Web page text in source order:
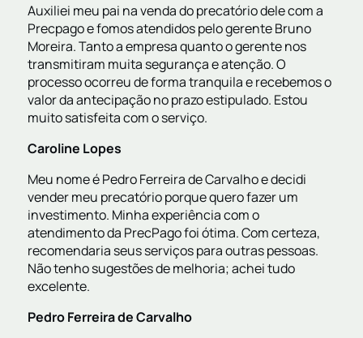
Auxiliei meu pai na venda do precatório dele com a
Precpago e fomos atendidos pelo gerente Bruno
Moreira. Tanto a empresa quanto o gerente nos
transmitiram muita segurança e atenção. O
processo ocorreu de forma tranquila e recebemos o
valor da antecipação no prazo estipulado. Estou
muito satisfeita com o serviço.
Caroline Lopes
Meu nome é Pedro Ferreira de Carvalho e decidi
vender meu precatório porque quero fazer um
investimento. Minha experiência com o
atendimento da PrecPago foi ótima. Com certeza,
recomendaria seus serviços para outras pessoas.
Não tenho sugestões de melhoria; achei tudo
excelente.
Pedro Ferreira de Carvalho